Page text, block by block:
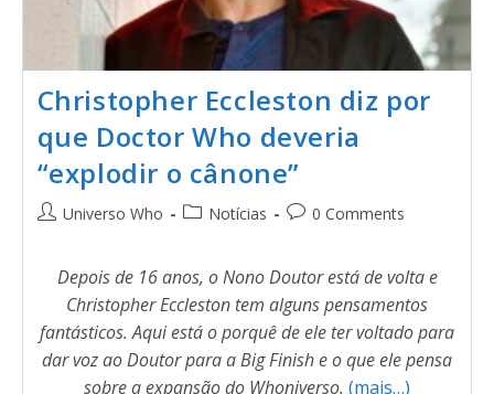
Christopher Eccleston diz por
que Doctor Who deveria
“explodir o cânone”
Universo Who Notícias 0 Comments
Depois de 16 anos, o Nono Doutor está de volta e
Christopher Eccleston tem alguns pensamentos
fantásticos. Aqui está o porquê de ele ter voltado para
dar voz ao Doutor para a Big Finish e o que ele pensa
sobre a expansão do Whoniverso. (mais…)